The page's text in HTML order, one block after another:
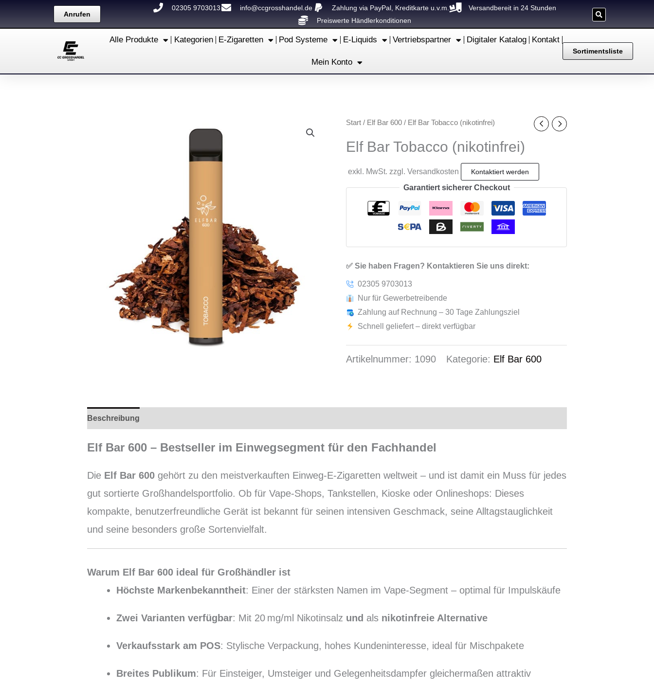
Anrufen
02305 9703013 info@ccgrosshandel.de Zahlung via PayPal, Kreditkarte u.v.m.
Versandbereit in 24 Stunden
Preiswerte Händlerkonditionen
Alle Produkte Kategorien E-Zigaretten Pod Systeme E-Liquids Vertriebspartner Digitaler Katalog Kontakt
Mein Konto
Sortimentsliste
Start / Elf Bar 600 / Elf Bar Tobacco (nikotinfrei)
Elf Bar Tobacco (nikotinfrei)
exkl. MwSt. zzgl. Versandkosten
Garantiert sicherer Checkout
✅ Sie haben Fragen? Kontaktieren Sie uns direkt:
02305 9703013
Nur für Gewerbetreibende
Zahlung auf Rechnung – 30 Tage Zahlungsziel
Schnell geliefert – direkt verfügbar
Artikelnummer: 1090 Kategorie: Elf Bar 600
Beschreibung
Elf Bar 600 – Bestseller im Einwegsegment für den Fachhandel
Die Elf Bar 600gehört zu den meistverkauften Einweg-E-Zigaretten weltweit – und ist damit ein Muss für jedes
gut sortierte Großhandelsportfolio. Ob für Vape-Shops, Tankstellen, Kioske oder Onlineshops: Dieses
kompakte, benutzerfreundliche Gerät ist bekannt für seinen intensiven Geschmack, seine Alltagstauglichkeit
und seine besonders große Sortenvielfalt.
Warum Elf Bar 600 ideal für Großhändler ist
Höchste Markenbekanntheit: Einer der stärksten Namen im Vape-Segment – optimal für Impulskäufe
Zwei Varianten verfügbar: Mit 20 mg/ml Nikotinsalz und als nikotinfreie Alternative
Verkaufsstark am POS: Stylische Verpackung, hohes Kundeninteresse, ideal für Mischpakete
Breites Publikum: Für Einsteiger, Umsteiger und Gelegenheitsdampfer gleichermaßen attraktiv